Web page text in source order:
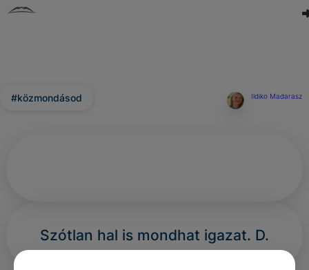
#közmondásod Ildiko Madarasz
Szótlan hal is mondhat igazat. D.